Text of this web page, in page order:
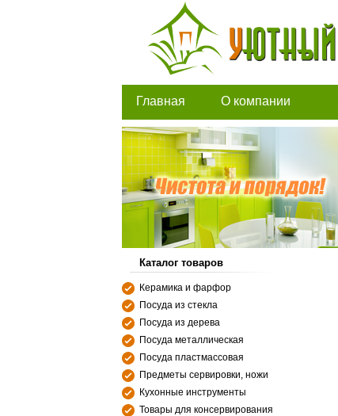
Главная О компании
Каталог товаров
Керамика и фарфор
Посуда из стекла
Посуда из дерева
Посуда металлическая
Посуда пластмассовая
Предметы сервировки, ножи
Кухонные инструменты
Товары для консервирования